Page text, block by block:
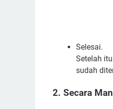
Selesai.
Setelah
sudah
2. Secara